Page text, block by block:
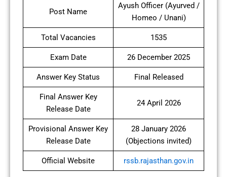
Post Name
Ayush Officer (Ayurved /
Homeo / Unani)
Total Vacancies 1535
Exam Date 26 December 2025
Answer Key Status Final Released
Final Answer Key
Release Date
24 April 2026
Provisional Answer Key
Release Date
28 January 2026
(Objections invited)
Official Website rssb.rajasthan.gov.in